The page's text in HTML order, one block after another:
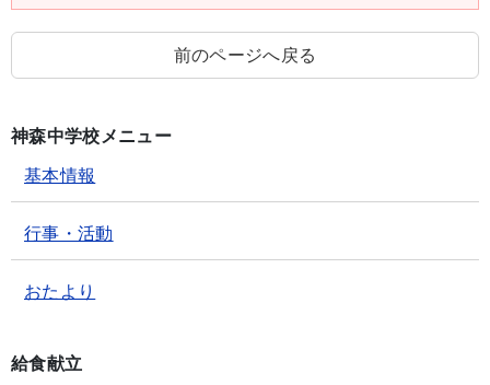
前のページへ戻る
神森中学校メニュー
基本情報
行事・活動
おたより
給食献立